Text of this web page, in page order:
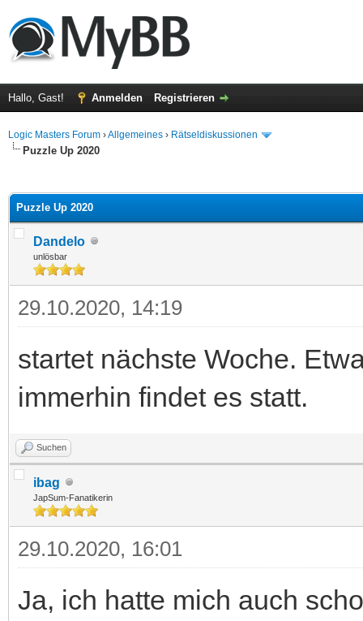
Hallo, Gast! Anmelden Registrieren
Logic Masters Forum ›Allgemeines › Rätseldiskussionen
Puzzle Up 2020
Puzzle Up 2020
Dandelo
unlösbar
29.10.2020, 14:19
startet nächste Woche.
immerhin findet es statt.
Suchen
ibag
JapSum-Fanatikerin
29.10.2020, 16:01
Ja, ich hatte mich auch